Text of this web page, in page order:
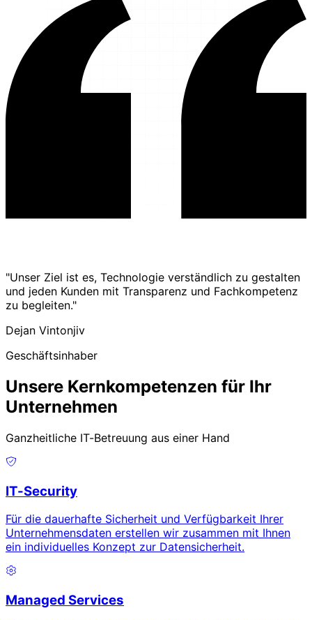
"Unser Ziel ist es, Technologie verständlich zu gestalten
und jeden Kunden mit Transparenz und Fachkompetenz
zu begleiten."
Dejan Vintonjiv
Geschäftsinhaber
Unsere Kernkompetenzen für Ihr
Unternehmen
Ganzheitliche IT-Betreuung aus einer Hand
IT-Security
Für die dauerhafte Sicherheit und Verfügbarkeit Ihrer
Unternehmensdaten erstellen wir zusammen mit Ihnen
ein individuelles Konzept zur Datensicherheit.
Managed Services